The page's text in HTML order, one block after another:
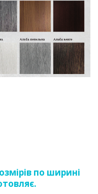
по ширині